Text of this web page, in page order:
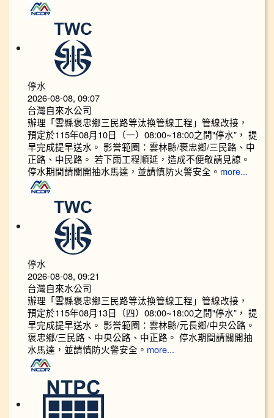
停水
2026-08-08, 09:07
台灣自來水公司
辦理「雲縣褒忠鄉三民路等汰換管線工程」管線改接，
預定於115年08月10日（一）08:00~18:00之間"停水”， 提
早完成提早送水。 影誉範圈：雲林縣/褒忠鄉/三民路、中
正路、中民路。 若下雨工程順延，造成不便敬請見諒。
停水期間請關開抽水馬達，並請慎防火警安全。 more...
停水
2026-08-08, 09:21
台灣自來水公司
辦理「雲縣褒忠鄉三民路等汰換管線工程」管線改接，
預定於115年08月13日（四）08:00~18:00之間"停水”， 提
早完成提早送水。 影誉範圈：雲林縣/元長鄉/中央公路。
褒忠鄉/三民路、中央公路、中正路。 停水期間請關開抽
水馬達，並請慎防火警安全。 more...